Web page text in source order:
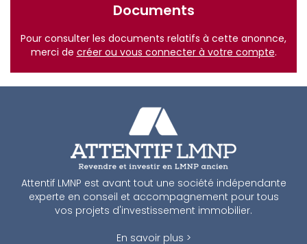
Documents
Pour consulter les documents relatifs à cette anonnce,
merci de créer ou vous connecter à votre compte.
Attentif LMNP est avant tout une société indépendante
experte en conseil et accompagnement pour tous
vos projets d'investissement immobilier.
En savoir plus >